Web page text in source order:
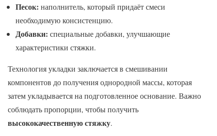
Песок: наполнитель, который придаёт смеси
необходимую консистенцию.
Добавки: специальные добавки, улучшающие
характеристики стяжки.
Технология укладки заключается в смешивании
компонентов до получения однородной массы, которая
затем укладывается на подготовленное основание. Важно
соблюдать пропорции, чтобы получить
высококачественную стяжку.